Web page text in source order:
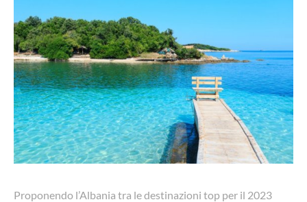
Proponendo l’Albania tra le destinazioni top per il 2023